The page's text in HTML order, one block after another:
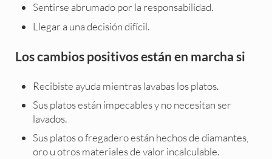
Sentirse abrumado por la responsabilidad.
Llegar a una decisión difícil.
Los cambios positivos están en marcha si
Recibiste ayuda mientras lavabas los platos.
Sus platos están impecables y no necesitan ser
lavados.
Sus platos o fregadero están hechos de diamantes,
oro u otros materiales de valor incalculable.